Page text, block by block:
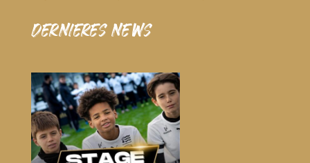
dernieres news